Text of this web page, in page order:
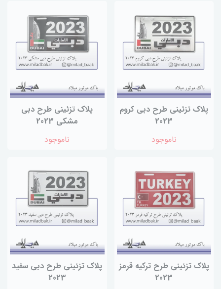
پلاک تزئینی طرح دبی کروم
2023
ناموجود
پلاک تزئینی طرح دبی
مشکی 2023
ناموجود
پلاک تزئینی طرح ترکیه قرمز
2023
پلاک تزئینی طرح دبی سفید
2023